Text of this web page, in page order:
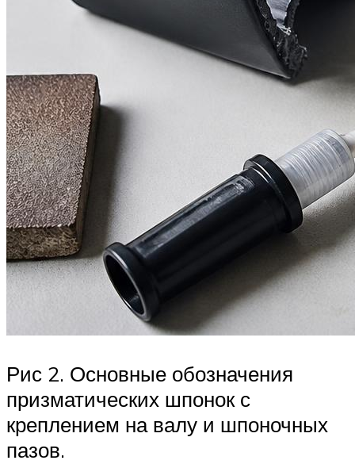
Рис 2. Основные обозначения
призматических шпонок с
креплением на валу и шпоночных
пазов.